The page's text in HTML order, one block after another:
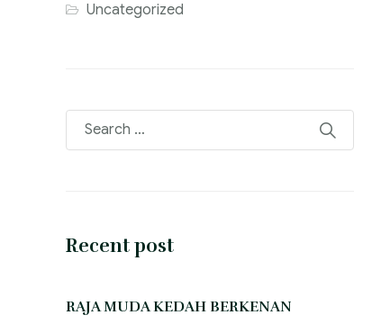
Uncategorized
Recent post
‎RAJA MUDA KEDAH BERKENAN